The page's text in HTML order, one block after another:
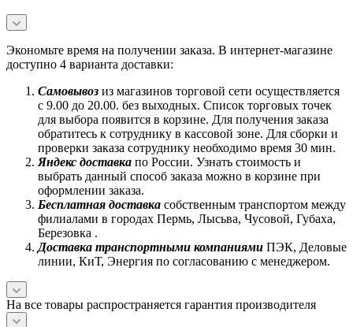
Экономьте время на получении заказа. В интернет-магазине
доступно 4 варианта доставки:
Самовывоз из магазинов торговой сети осуществляется
с 9.00 до 20.00. без выходных. Список торговых точек
для выбора появится в корзине. Для получения заказа
обратитесь к сотруднику в кассовой зоне. Для сборки и
проверки заказа сотруднику необходимо время 30 мин.
Яндекс доставка по России. Узнать стоимость и
выбрать данный способ заказа можно в корзине при
оформлении заказа.
Бесплатная доставка собственным транспортом между
филиалами в городах Пермь, Лысьва, Чусовой, Губаха,
Березовка .
Доставка транспортными компаниями ПЭК, Деловые
линии, КиТ, Энергия по согласованию с менеджером.
На все товары распространяется гарантия производителя